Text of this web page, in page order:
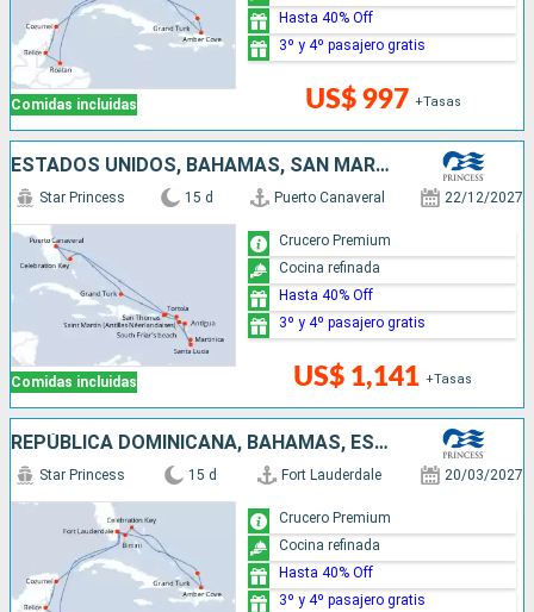
Comidas incluidas US$ 997 +Tasas
Hasta 40% Off
3º y 4º pasajero gratis
ESTADOS UNIDOS, BAHAMAS, SAN MARTÍN, SANTA LUCIA, ANTIGUA Y BARBUDA
Comidas incluidas
Star Princess 15 d Puerto Canaveral 22/12/2027
US$ 1,141 +Tasas
Crucero Premium
Cocina refinada
Hasta 40% Off
3º y 4º pasajero gratis
REPÚBLICA DOMINICANA, BAHAMAS, ESTADOS UNIDOS, HONDURAS, BELICE, MÉXICO
Star Princess 15 d Fort Lauderdale 20/03/2027
Crucero Premium
Cocina refinada
Hasta 40% Off
3º y 4º pasajero gratis